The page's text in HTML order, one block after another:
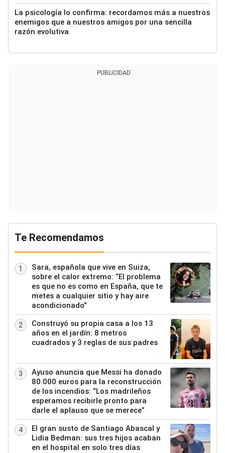
La psicología lo confirma: recordamos más a nuestros
enemigos que a nuestros amigos por una sencilla
razón evolutiva
PUBLICIDAD
Te Recomendamos
1
Sara, española que vive en Suiza,
sobre el calor extremo: “El problema
es que no es como en España, que te
metes a cualquier sitio y hay aire
acondicionado”
2
Construyó su propia casa a los 13
años en el jardín: 8 metros
cuadrados y 3 reglas de sus padres
3
Ayuso anuncia que Messi ha donado
80.000 euros para la reconstrucción
de los incendios: “Los madrileños
esperamos recibirle pronto para
darle el aplauso que se merece”
4
El gran susto de Santiago Abascal y
Lidia Bedman: sus tres hijos acaban
en el hospital en solo tres días